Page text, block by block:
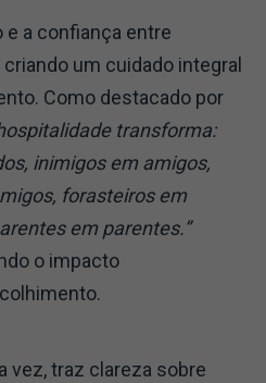
a confiança entre
um cuidado integral
Como destacado por
transforma:
inimigos em amigos,
forasteiros em
em parentes.”
o impacto
vez, traz clareza sobre